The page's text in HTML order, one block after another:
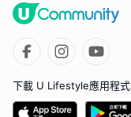
下載 U Lifestyle應用程式